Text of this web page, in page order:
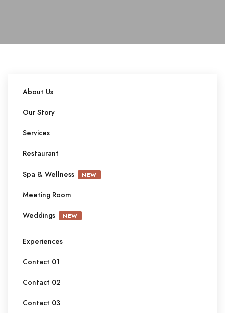
About Us
Our Story
Services
Restaurant
Spa & Wellness NEW
Meeting Room
Weddings NEW
Experiences
Contact 01
Contact 02
Contact 03